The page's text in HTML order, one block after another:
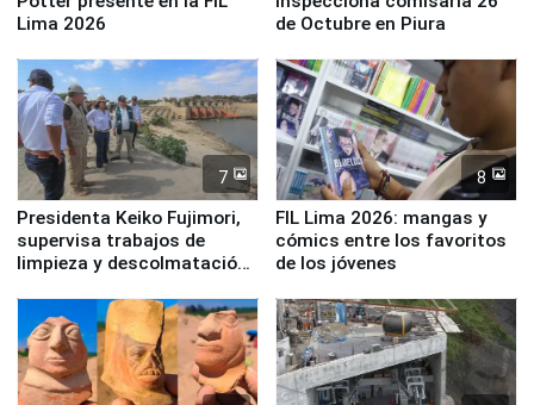
Lima 2026
de Octubre en Piura
7
Presidenta Keiko Fujimori,
supervisa trabajos de
limpieza y descolmatación
8
FIL Lima 2026: mangas y
cómics entre los favoritos
de los jóvenes